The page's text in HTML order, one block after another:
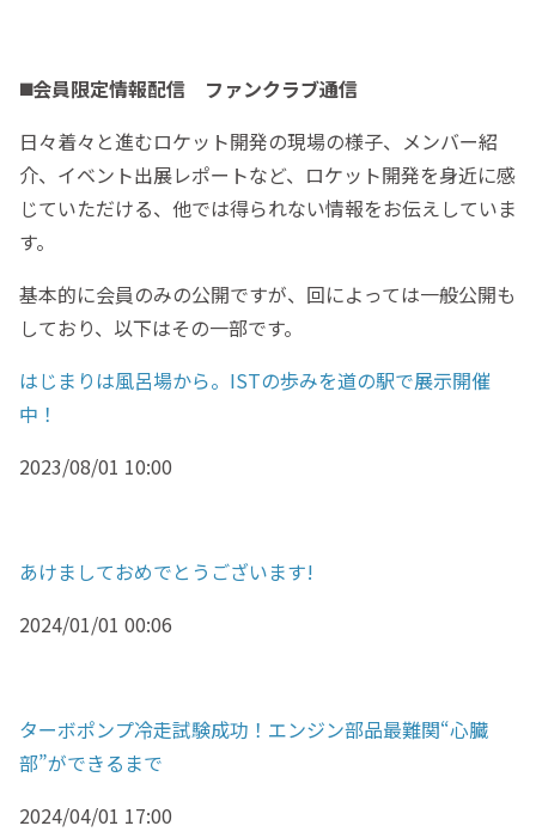
◼️会員限定情報配信 ファンクラブ通信
日々着々と進むロケット開発の現場の様子、メンバー紹
介、イベント出展レポートなど、ロケット開発を身近に感
じていただける、他では得られない情報をお伝えしていま
す。
基本的に会員のみの公開ですが、回によっては一般公開も
しており、以下はその一部です。
はじまりは風呂場から。ISTの歩みを道の駅で展示開催
中！
2023/08/01 10:00
あけましておめでとうございます!
2024/01/01 00:06
ターボポンプ冷走試験成功！エンジン部品最難関“心臓
部”ができるまで
2024/04/01 17:00